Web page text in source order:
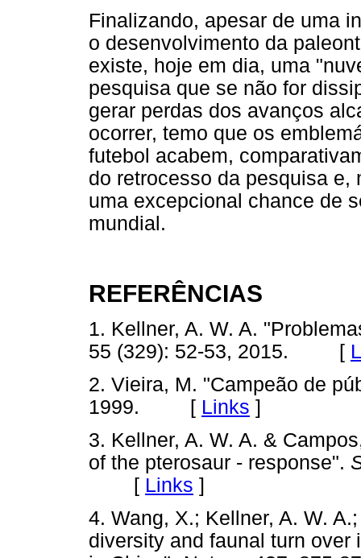
Finalizando, apesar de uma
o desenvolvimento da
existe, hoje em dia, uma
pesquisa que se não for
gerar perdas dos avanços
ocorrer, temo que os
futebol acabem,
do retrocesso da pesquisa
uma excepcional chance de
mundial.
REFERÊNCIAS
1. Kellner, A. W. A.
55 (329): 52-53, 2015. [
2. Vieira, M. "Campeão de
1999. [ Links ]
3. Kellner, A. W. A. &
of the pterosaur - response".
[ Links ]
4. Wang, X.; Kellner, A. W.
diversity and faunal turn